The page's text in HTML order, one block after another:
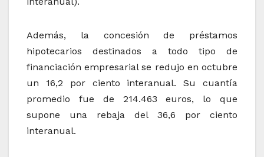
Además, la concesión de préstamos
hipotecarios destinados a todo tipo de
financiación empresarial se redujo en octubre
un 16,2 por ciento interanual. Su cuantía
promedio fue de 214.463 euros, lo que
supone una rebaja del 36,6 por ciento
interanual.